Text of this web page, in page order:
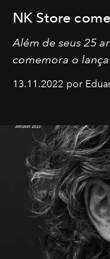
NK Store
Além de seus 25
comemora o
13.11.2022 por